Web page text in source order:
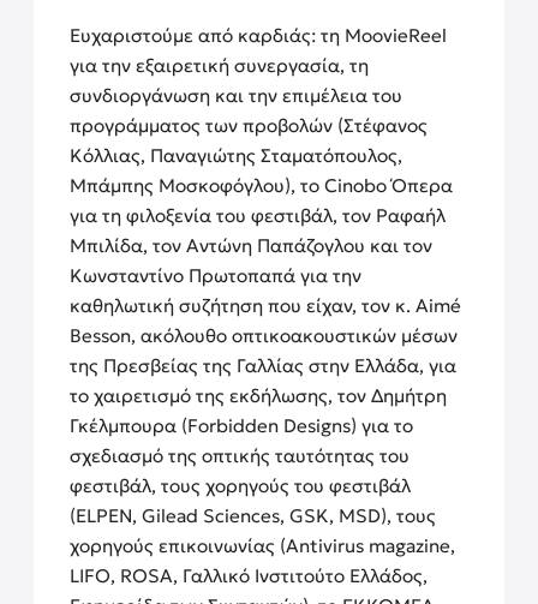
Ευχαριστούμε από καρδιάς: τη MoovieReel
για την εξαιρετική συνεργασία, τη
συνδιοργάνωση και την επιμέλεια του
προγράμματος των προβολών (Στέφανος
Κόλλιας, Παναγιώτης Σταματόπουλος,
Μπάμπης Μοσκοφόγλου), το Cinobo Όπερα
για τη φιλοξενία του φεστιβάλ, τον Ραφαήλ
Μπιλίδα, τον Αντώνη Παπάζογλου και τον
Κωνσταντίνο Πρωτοπαπά για την
καθηλωτική συζήτηση που είχαν, τον κ. Aimé
Besson, ακόλουθο οπτικοακουστικών μέσων
της Πρεσβείας της Γαλλίας στην Ελλάδα, για
το χαιρετισμό της εκδήλωσης, τον Δημήτρη
Γκέλμπουρα (Forbidden Designs) για το
σχεδιασμό της οπτικής ταυτότητας του
φεστιβάλ, τους χορηγούς του φεστιβάλ
(ELPEN, Gilead Sciences, GSK, MSD), τους
χορηγούς επικοινωνίας (Antivirus magazine,
LIFO, ROSA, Γαλλικό Ινστιτούτο Ελλάδος,